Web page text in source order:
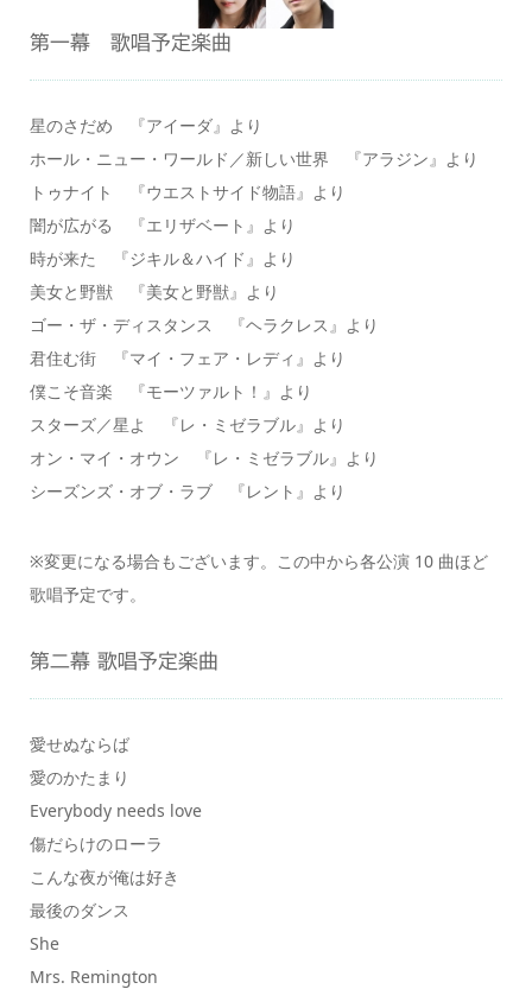
第一幕 歌唱予定楽曲
星のさだめ 『アイーダ』より
ホール・ニュー・ワールド／新しい世界 『アラジン』より
トゥナイト 『ウエストサイド物語』より
闇が広がる 『エリザベート』より
時が来た 『ジキル＆ハイド』より
美女と野獣 『美女と野獣』より
ゴー・ザ・ディスタンス 『ヘラクレス』より
君住む街 『マイ・フェア・レディ』より
僕こそ音楽 『モーツァルト！』より
スターズ／星よ 『レ・ミゼラブル』より
オン・マイ・オウン 『レ・ミゼラブル』より
シーズンズ・オブ・ラブ 『レント』より
※変更になる場合もございます。この中から各公演 10 曲ほど
歌唱予定です。
第二幕 歌唱予定楽曲
愛せぬならば
愛のかたまり
Everybody needs love
傷だらけのローラ
こんな夜が俺は好き
最後のダンス
She
Mrs. Remington